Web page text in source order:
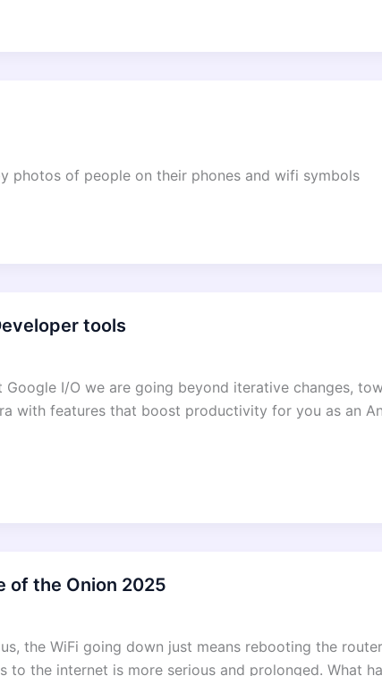
photos of people on their phones and wifi symbols
tools
I/O we are going beyond iterative changes,
with features that boost productivity for you as an
of the Onion 2025
the WiFi going down just means rebooting the
the internet is more serious and prolonged. What